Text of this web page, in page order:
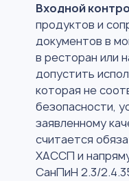
Входной
продуктов и
документов в
в ресторан или
допустить
которая не
безопасности,
заявленному
считается
ХАССП и
СанПиН 2.3/